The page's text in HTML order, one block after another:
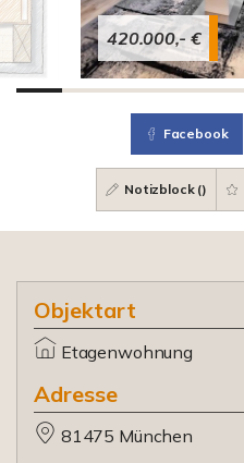
420.000,- €
Facebook
Notizblock ()
Objektart
Etagenwohnung
Adresse
81475 München